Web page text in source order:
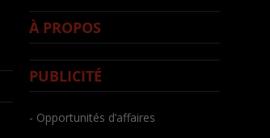
À PROPOS
PUBLICITÉ
- Opportunités d’affaires